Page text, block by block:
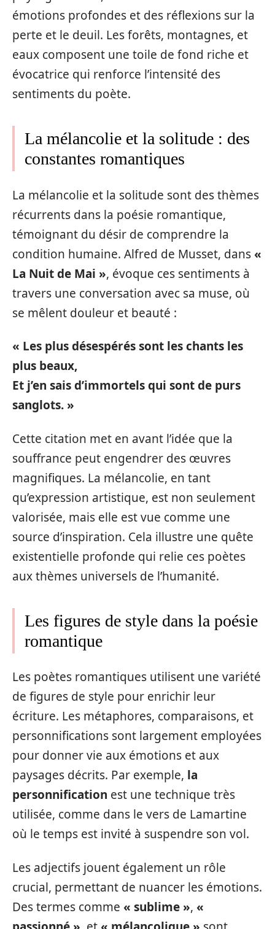
émotions profondes et des réflexions sur la
perte et le deuil. Les forêts, montagnes, et
eaux composent une toile de fond riche et
évocatrice qui renforce l’intensité des
sentiments du poète.
La mélancolie et la solitude : des
constantes romantiques
La mélancolie et la solitude sont des thèmes
récurrents dans la poésie romantique,
témoignant du désir de comprendre la
condition humaine. Alfred de Musset, dans «
La Nuit de Mai », évoque ces sentiments à
travers une conversation avec sa muse, où
se mêlent douleur et beauté :
« Les plus désespérés sont les chants les
plus beaux,
Et j’en sais d’immortels qui sont de purs
sanglots. »
Cette citation met en avant l’idée que la
souffrance peut engendrer des œuvres
magnifiques. La mélancolie, en tant
qu’expression artistique, est non seulement
valorisée, mais elle est vue comme une
source d’inspiration. Cela illustre une quête
existentielle profonde qui relie ces poètes
aux thèmes universels de l’humanité.
Les figures de style dans la poésie
romantique
Les poètes romantiques utilisent une variété
de figures de style pour enrichir leur
écriture. Les métaphores, comparaisons, et
personnifications sont largement employées
pour donner vie aux émotions et aux
paysages décrits. Par exemple, la
personnification est une technique très
utilisée, comme dans le vers de Lamartine
où le temps est invité à suspendre son vol.
Les adjectifs jouent également un rôle
crucial, permettant de nuancer les émotions.
Des termes comme « sublime », «